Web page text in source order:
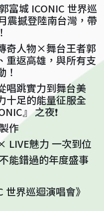
富城 ICONIC 世界巡
震撼登陸南台灣，帶
奇人物×舞台王者郭
重返高雄，與所有支
！
唱跳實力到舞台美
十足的能量征服全
』 之夜❗
作
LIVE魅力 一次到位
能錯過的年度盛事
世界巡迴演唱會》